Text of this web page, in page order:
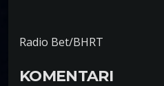
Radio Bet/BHRT
KOMENTARI